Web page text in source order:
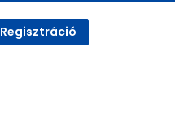
Regisztráció